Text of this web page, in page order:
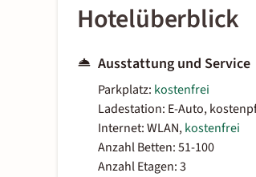
Hotelüberblick
Ausstattung und Service
Parkplatz: kostenfrei
Ladestation: E-Auto,
Internet: WLAN,kostenfrei
Anzahl Betten: 51-100
Anzahl Etagen: 3